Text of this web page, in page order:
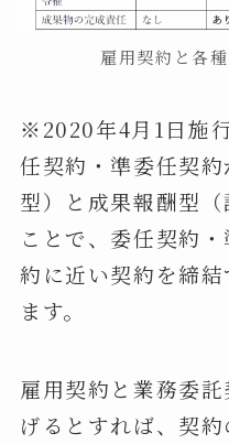
雇用契約と各
※2020年4月1日施
任契約・準委任契
型）と成果報酬型
ことで、委任契約
約に近い契約を締
ます。
雇用契約と業務委
げるとすれば、契